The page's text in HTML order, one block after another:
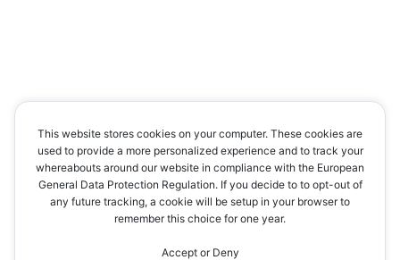
Impressum Datenschutzerklärung
Kontakt
Cookie-Richtlinie (EU)
This website stores cookies on your computer. These cookies are
used to provide a more personalized experience and to track your
whereabouts around our website in compliance with the European
General Data Protection Regulation. If you decide to to opt-out of
any future tracking, a cookie will be setup in your browser to
remember this choice for one year.
Accept or Deny